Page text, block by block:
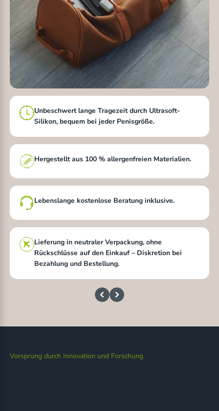
Unbeschwert lange Tragezeit durch Ultrasoft-
Silikon, bequem bei jeder Penisgröße.
Hergestellt aus 100 % allergenfreien Materialien.
Lebenslange kostenlose Beratung inklusive.
Lieferung in neutraler Verpackung, ohne
Rückschlüsse auf den Einkauf – Diskretion bei
Bezahlung und Bestellung.
Vorsprung durch Innovation und Forschung